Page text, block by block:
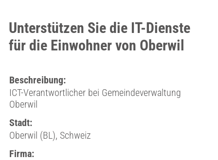
Unterstützen Sie die IT-Dienste
für die Einwohner von Oberwil
Beschreibung:
ICT-Verantwortlicher bei Gemeindeverwaltung
Oberwil
Stadt:
Oberwil (BL), Schweiz
Firma: